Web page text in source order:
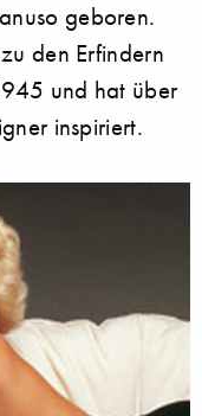
geboren.
den Erfindern
und hat über
inspiriert.